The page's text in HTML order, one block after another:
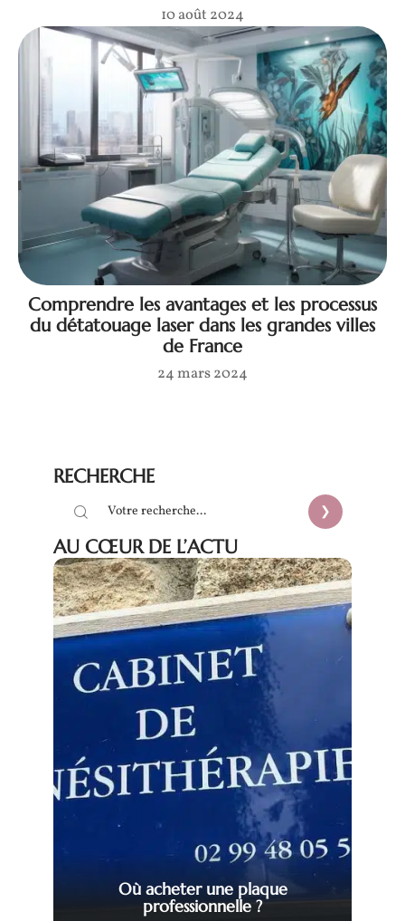
10 août 2024
Comprendre les avantages et les processus
du détatouage laser dans les grandes villes
de France
24 mars 2024
RECHERCHE
AU CŒUR DE L’ACTU
Où acheter une plaque
professionnelle ?